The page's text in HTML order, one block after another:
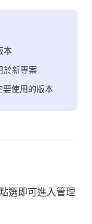
本
於新專案
要使用的版本
選即可進入管理